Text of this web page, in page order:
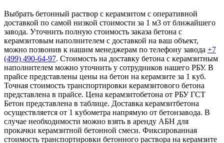
Выбрать бетонный раствор с керамзитом с оперативной
доставкой по самой низкой стоимости за 1 м3 от ближайшего
завода. Уточнить полную стоимость заказа бетона с
керамзитовым наполнителем с доставкой на ваш объект,
можно позвонив к нашим менеджерам по телефону завода +7
(499) 490-64-97. Стоимость на доставку бетона с керамзитным
наполнителем можно уточнить у сотрудников нашего РБУ. В
прайсе представлены цены на бетон на керамзите за 1 куб.
Точная стоимость транспортировки керамзитового бетона
представлена в прайсе. Цена керамзитобетона от РБУ ГСТ
Бетон представлена в таблице. Доставка керамзитбетона
осуществляется от 1 кубометра напрямую от бетонзавода. В
случае необходимости можно взять в аренду АБН для
прокачки керамзитной бетонной смеси. Фиксированная
стоимость транспортировки бетонного раствора на керамзите